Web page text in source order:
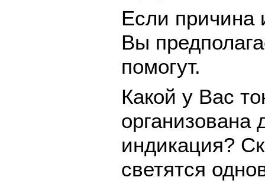
Если причина
Вы
помогут.
Какой у Вас
организована
индикация?
светятся